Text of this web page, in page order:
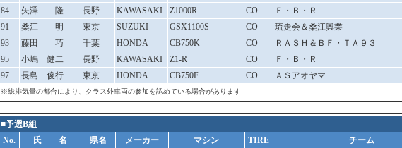
84
矢澤 隆 長野 KAWASAKI Z1000R CO
Ｆ・Ｂ・Ｒ
91
桑江 明 東京 SUZUKI GSX1100S CO
琉走会＆桑江興業
93
藤田 巧 千葉 HONDA CB750K CO
ＲＡＳＨ＆ＢＦ・ＴＡ９３
95
小嶋 健二 長野 KAWASAKI Z1-R CO
Ｆ・Ｂ・Ｒ
97
長島 俊行 東京 HONDA CB750F CO ＡＳアオヤマ
※総排気量の都合により、クラス外車両の参加を認めている場合があります
■予選B組
No.
氏 名 県名 メーカー マシン TIRE
チーム